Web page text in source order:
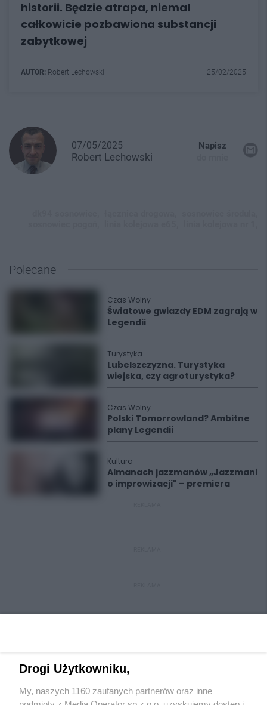
historii. Będzie atrapa, niemal
całkowicie pozbawiona substancji
zabytkowej
AUTOR: Robert Lechowski 25/02/2025
07/05/2025
Robert Lechowski
Napisz
Polecane
Czas Wolny
Światowe gwiazdy EDM zagrają w
Legendii
Turystyka
Lubelszczyzna. Turystyka
wiejska, czy agroturystyka?
Czas Wolny
Polski Tomorrowland? Ambitne
plany Legendii
Kultura
Almanach jazzmanów „Jazzmani
o improwizacji" – premiera
Wydawca mediówlokalnych
Drogi Użytkowniku,
My, naszych 1160 zaufanych partnerów oraz inne